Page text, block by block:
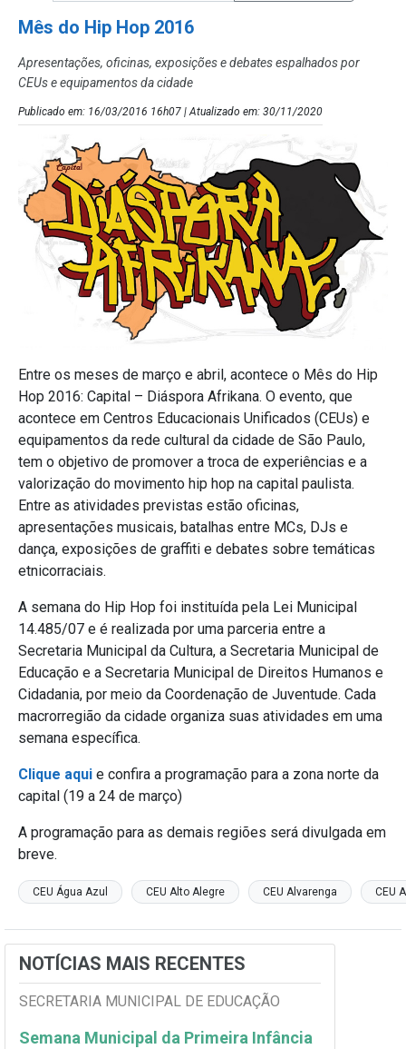
Mês do Hip Hop 2016
Apresentações, oficinas, exposições e debates espalhados por
CEUs e equipamentos da cidade
Publicado em: 16/03/2016 16h07 | Atualizado em: 30/11/2020
Entre os meses de março e abril, acontece o Mês do Hip
Hop 2016: Capital – Diáspora Afrikana. O evento, que
acontece em Centros Educacionais Unificados (CEUs) e
equipamentos da rede cultural da cidade de São Paulo,
tem o objetivo de promover a troca de experiências e a
valorização do movimento hip hop na capital paulista.
Entre as atividades previstas estão oficinas,
apresentações musicais, batalhas entre MCs, DJs e
dança, exposições de graffiti e debates sobre temáticas
etnicorraciais.
A semana do Hip Hop foi instituída pela Lei Municipal
14.485/07 e é realizada por uma parceria entre a
Secretaria Municipal da Cultura, a Secretaria Municipal de
Educação e a Secretaria Municipal de Direitos Humanos e
Cidadania, por meio da Coordenação de Juventude. Cada
macrorregião da cidade organiza suas atividades em uma
semana específica.
Clique aqui e confira a programação para a zona norte da
capital (19 a 24 de março)
A programação para as demais regiões será divulgada em
breve.
CEU Água Azul CEU Alto Alegre CEU Alvarenga CEU
NOTÍCIAS MAIS RECENTES
SECRETARIA MUNICIPAL DE EDUCAÇÃO
Semana Municipal da Primeira Infância